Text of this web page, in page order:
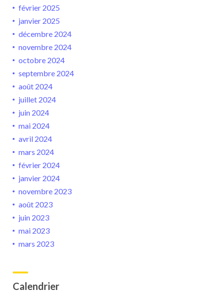
février 2025
janvier 2025
décembre 2024
novembre 2024
octobre 2024
septembre 2024
août 2024
juillet 2024
juin 2024
mai 2024
avril 2024
mars 2024
février 2024
janvier 2024
novembre 2023
août 2023
juin 2023
mai 2023
mars 2023
Calendrier